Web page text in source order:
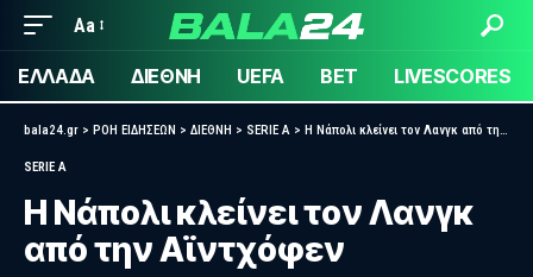
Aa
ΕΛΛΑΔΑ ΔΙΕΘΝΗ UEFA BET LIVESCORES
bala24.gr > ΡΟΗ ΕΙΔΗΣΕΩΝ > ΔΙΕΘΝΗ > SERIE A > Η Νάπολι κλείνει τον Λανγκ από την Αϊντχόφεν
SERIE A
Η Νάπολι κλείνει τον Λανγκ
από την Αϊντχόφεν